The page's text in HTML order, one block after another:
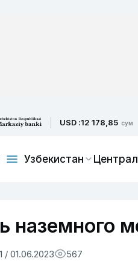
USD :12 178,85 сум
Узбекистан
наземного
/ 01.06.2023 567